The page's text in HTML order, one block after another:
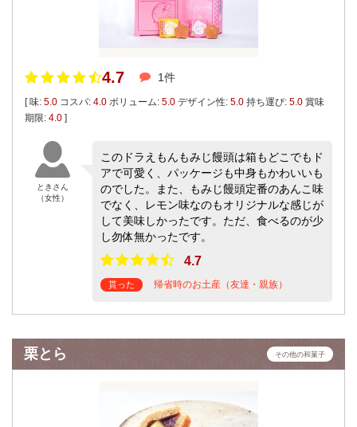
4.7 1件
[ 味: 5.0 コスパ: 4.0 ボリューム: 5.0 デザイン性: 5.0 持ち運び: 5.0 賞味
期限: 4.0 ]
ときさん
（女性）
このドラえもんもみじ饅頭は箱もどこでもド
アで可愛く、パッケージも中身もかわいいも
のでした。また、もみじ饅頭定番のあんこ味
でなく、レモン味なのもオリジナルな感じが
して美味しかったです。ただ、食べるのが少
し勿体無かったです。
4.7
貰った 帰省時のお土産（友達・親族）
栗とら その他の和菓子